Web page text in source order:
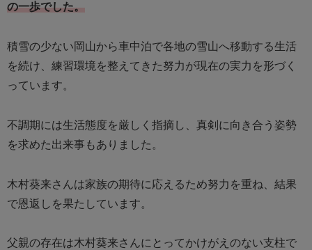
の一歩でした。
積雪の少ない岡山から車中泊で各地の雪山へ移動する生活
を続け、練習環境を整えてきた努力が現在の実力を形づく
っています。
不調期には生活態度を厳しく指摘し、真剣に向き合う姿勢
を求めた出来事もありました。
木村葵来さんは家族の期待に応えるため努力を重ね、結果
で恩返しを果たしています。
父親の存在は木村葵来さんにとってかけがえのない支柱で